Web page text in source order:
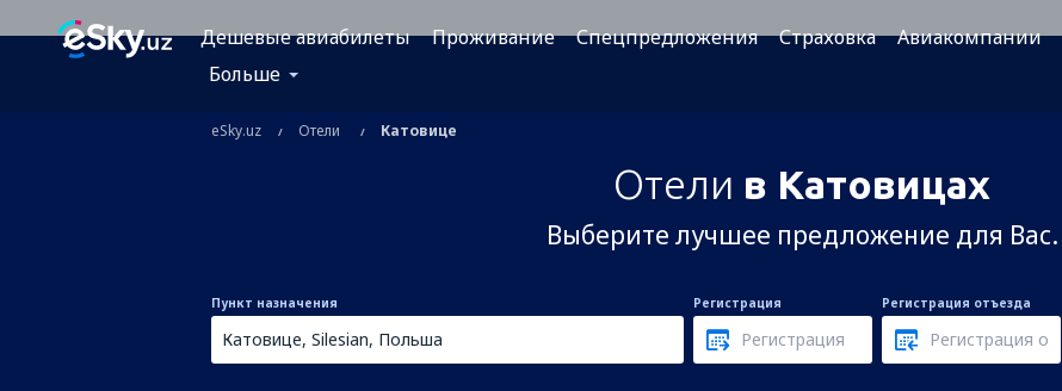
Дешевые авиабилеты Проживание Спецпредложения Страховка Авиакомпании
Больше
eSky.uz Отели Катовице
Отели в Катовицах
Выберите лучшее предложение для Вас.
Пункт назначения Регистрация Регистрация отъезда